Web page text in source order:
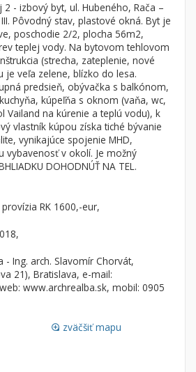
×
×
Dom
Vila
Chalupa
- izbový byt, ul. Hubeného, Rača –
Pôvodný stav, plastové okná. Byt je
poschodie 2/2, plocha 56m2,
teplej vody. Na bytovom tehlovom
(strecha, zateplenie, nové
je veľa zelene, blízko do lesa.
predsieň, obývačka s balkónom,
kúpeľňa s oknom (vaňa, wc,
Vailand na kúrenie a teplú vodu), k
vlastník kúpou získa tiché bývanie
vynikajúce spojenie MHD,
vybavenosť v okolí. Je možný
DOHODNÚŤ NA TEL.
RK 1600,-eur,
- Ing. arch. Slavomír Chorvát,
21), Bratislava, e-mail:
www.archrealba.sk, mobil: 0905
loupe zväčšiť mapu